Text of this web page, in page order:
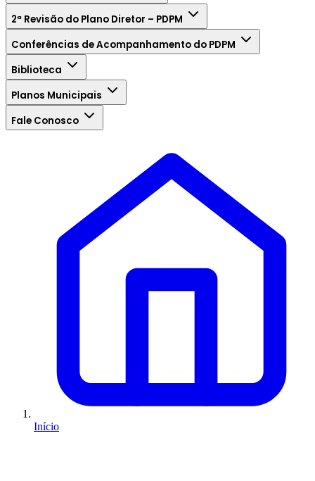
2ª Revisão do Plano Diretor – PDPM
Conferências de Acompanhamento do PDPM
Biblioteca
Planos Municipais
Fale Conosco
Início